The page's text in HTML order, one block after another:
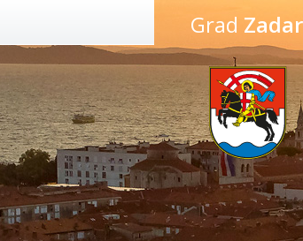
Preskoči
sadržaj
Grad Zadar